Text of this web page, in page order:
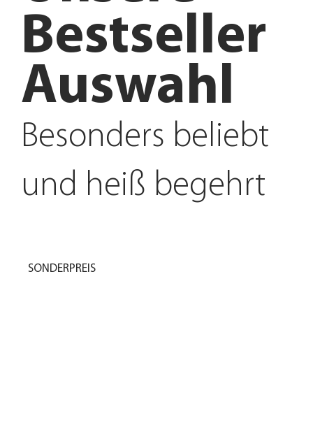
SONDERPREIS
Bestseller
Auswahl
Besonders beliebt
und heiß begehrt